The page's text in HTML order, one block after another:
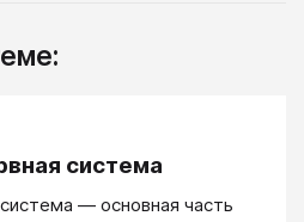
система
― основная часть